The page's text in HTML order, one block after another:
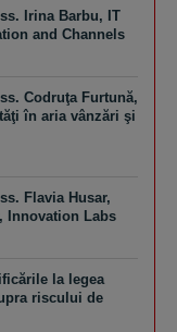
Irina Barbu, IT
and Channels
Codruţa Furtună,
în aria vânzări şi
Flavia Husar,
Innovation Labs
la legea
riscului de